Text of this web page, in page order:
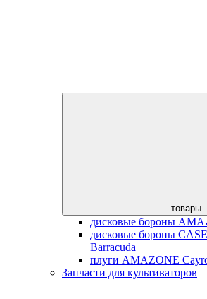
товары
дисковые бороны
дисковые бороны
Barracuda
плуги AMAZONE
Запчасти для культиваторов